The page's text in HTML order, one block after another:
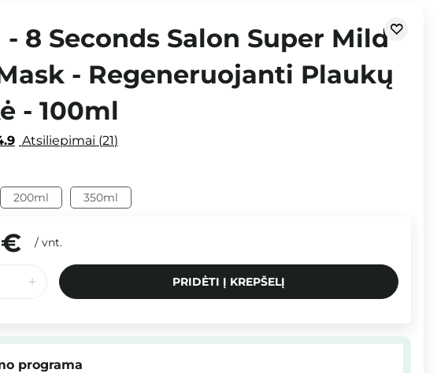
- 8 Seconds Salon Super Mild
- Regeneruojanti Plaukų
- 100ml
Atsiliepimai 21
200ml 350ml
€ / vnt.
PRIDĖTI Į KREPŠELĮ
programa